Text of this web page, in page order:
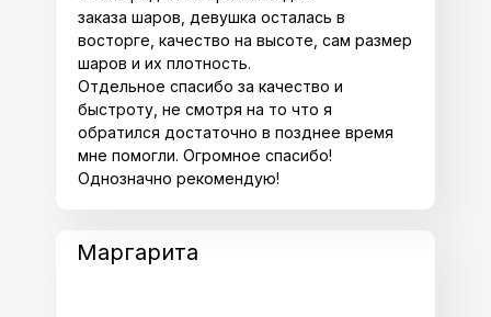
Маргарита
заказа шаров, девушка осталась в
восторге, качество на высоте, сам размер
шаров и их плотность.
Отдельное спасибо за качество и
быстроту, не смотря на то что я
обратился достаточно в позднее время
мне помогли. Огромное спасибо!
Однозначно рекомендую!